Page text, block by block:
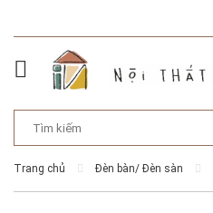
Trang chủ Đèn bàn/ Đèn sàn